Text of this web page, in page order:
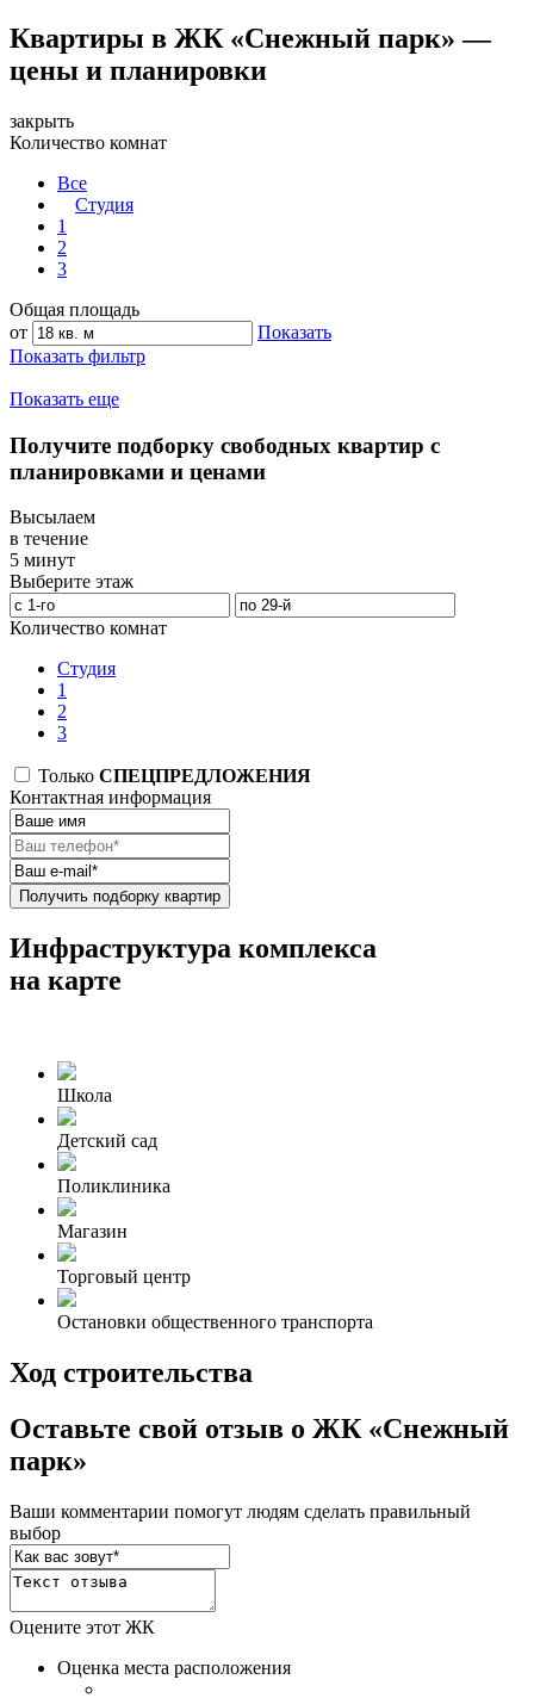
Квартиры в ЖК «Снежный парк» —
цены и планировки
закрыть
Количество комнат
Все
Студия
1
2
3
Общая площадь
от
Показать
Показать фильтр
Показать еще
Получите подборку свободных квартир с
планировками и ценами
Высылаем
в течение
5 минут
Выберите этаж
Количество комнат
Студия
1
2
3
Только СПЕЦПРЕДЛОЖЕНИЯ
Контактная информация
Получить подборку квартир
Инфраструктура комплекса
на карте
Школа
Детский сад
Поликлиника
Магазин
Торговый центр
Остановки общественного транспорта
Ход строительства
Оставьте свой отзыв о ЖК «Снежный
парк»
Ваши комментарии помогут людям сделать правильный
выбор
Оцените этот ЖК
Оценка места расположения